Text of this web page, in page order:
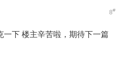
8#
下 楼主辛苦啦，期待下一篇